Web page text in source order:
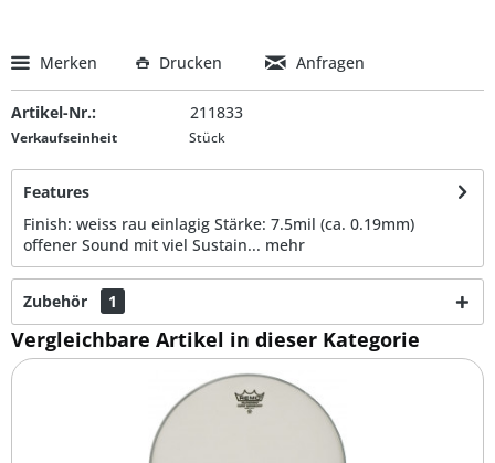
Merken Drucken Anfragen
Artikel-Nr.: 211833
Verkaufseinheit Stück
Features
Finish: weiss rau einlagig Stärke: 7.5mil (ca. 0.19mm)
offener Sound mit viel Sustain... mehr
Zubehör 1
Vergleichbare Artikel in dieser Kategorie